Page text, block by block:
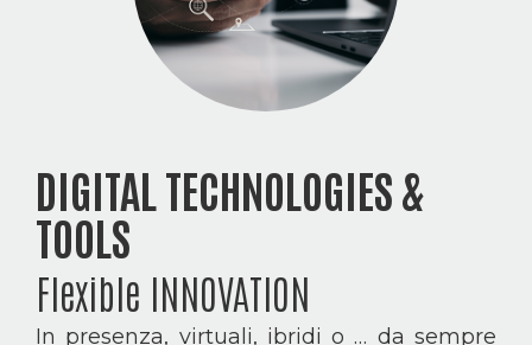
DIGITAL TECHNOLOGIES &
TOOLS
Flexible INNOVATION
In presenza, virtuali, ibridi o … da sempre